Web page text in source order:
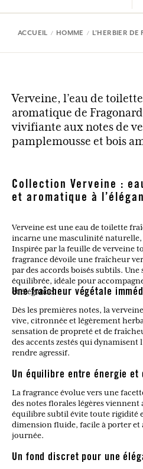
ACCUEIL HOMME L'HERBIER DE
Verveine, l’eau de
aromatique de
vivifiante aux notes de
pamplemousse et bois
Collection Verveine :
et aromatique à
Verveine est une eau de toilette
incarne une masculinité
Inspirée par la feuille de verveine
fragrance dévoile une fraîcheur
par des accords boisés subtils.
équilibrée, idéale pour
et élégance.
Une fraîcheur végétale
Dès les premières notes, la
vive, citronnée et légèrement
sensation de propreté et de
des accents zestés qui dynamisent
rendre agressif.
Un équilibre entre énergie et
La fragrance évolue vers une
des notes florales légères
équilibre subtil évite toute rigidité
dimension fluide, facile à porter et
journée.
Un fond discret pour une